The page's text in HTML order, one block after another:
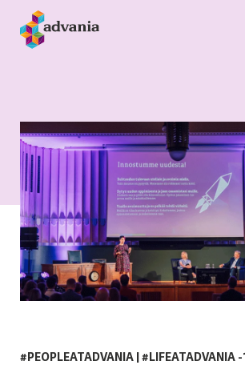
#PEOPLEATADVANIA|#LIFEATADVANIA -